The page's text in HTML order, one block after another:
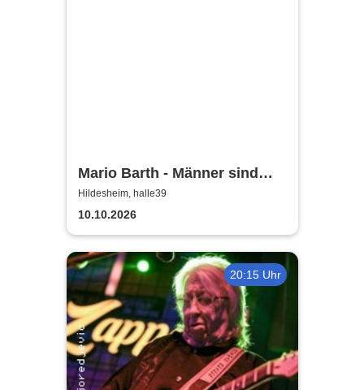
Mario Barth - Männer sind
nichts ohne die Frauen
Hildesheim, halle39
10.10.2026
20:15 Uhr